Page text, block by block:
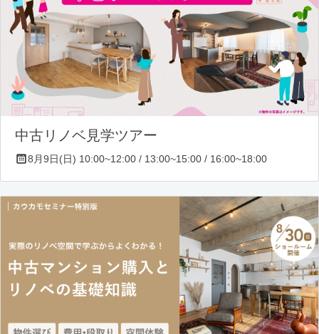
中古リノベ見学ツアー
8月9日(日) 10:00~12:00 / 13:00~15:00 / 16:00~18:00